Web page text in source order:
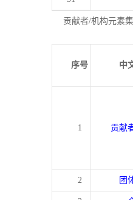
贡献者/机构元素
序号 中
1 贡献
2 团